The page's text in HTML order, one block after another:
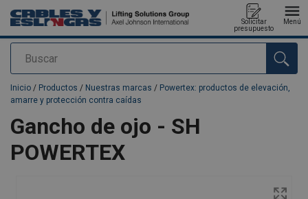
Buscar
Solicitar
presupuesto
Menú
Agregado a su presupuesto
Inicio / Productos / Nuestras marcas / Powertex: productos de elevación,
amarre y protección contra caídas
Gancho de ojo - SH
POWERTEX